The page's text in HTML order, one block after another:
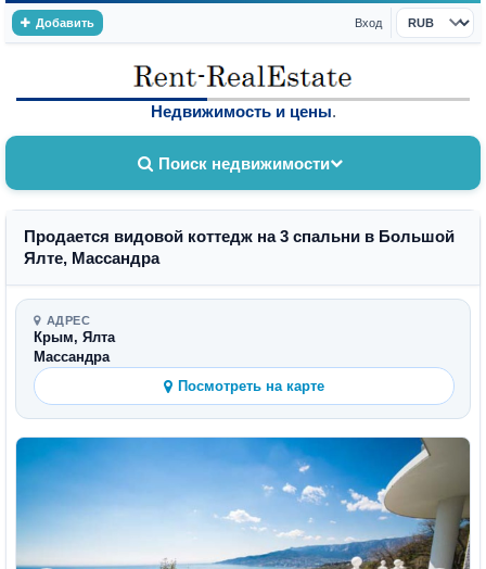
Добавить Вход
Валюта
Недвижимость и цены.
Поиск недвижимости
Продается видовой коттедж на 3 спальни в Большой
Ялте, Массандра
АДРЕС
Крым, Ялта
Массандра
Посмотреть на карте